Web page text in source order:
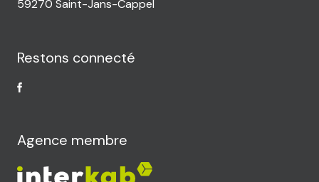
59270 Saint-Jans-Cappel
Restons connecté
Agence membre